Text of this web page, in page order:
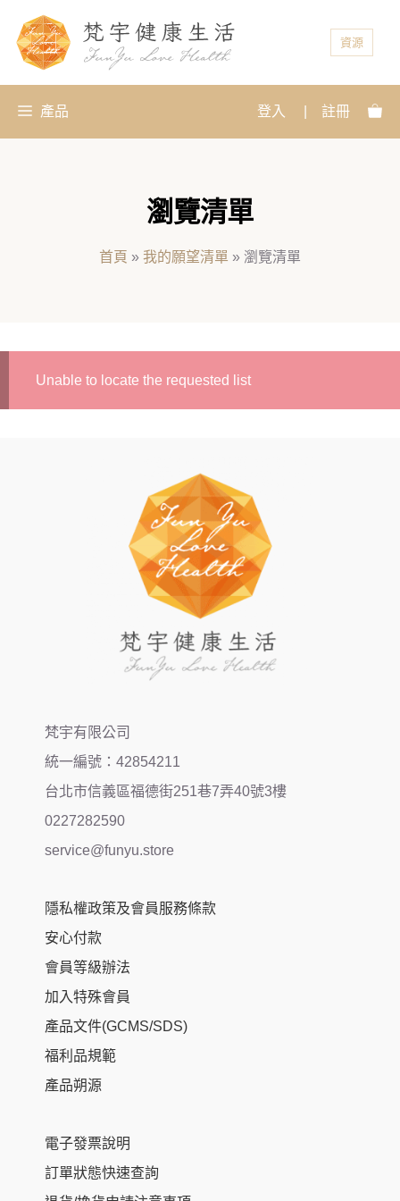
資源
產品 登入 註冊
瀏覽清單
首頁 » 我的願望清單 » 瀏覽清單
Unable to locate the requested list
梵宇有限公司
統一編號：42854211
台北市信義區福德街251巷7弄40號3樓
0227282590
service@funyu.store
隱私權政策及會員服務條款
安心付款
會員等級辦法
加入特殊會員
產品文件(GCMS/SDS)
福利品規範
產品朔源
電子發票說明
訂單狀態快速查詢